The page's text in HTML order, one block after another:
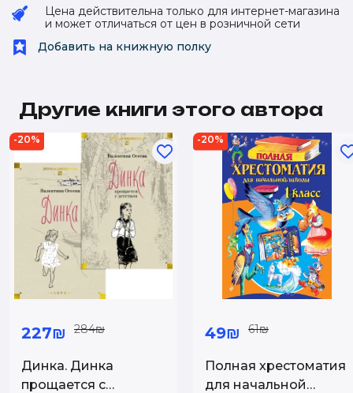
Цена действительна только для интернет-магазина
и может отличаться от цен в розничной сети
Добавить на книжную полку
Другие книги этого автора
-20%
227₪ 284₪
Динка. Динка
прощается с
-20%
49₪ 61₪
Полная хрестоматия
для начальной